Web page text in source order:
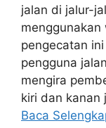
jalan di jalur-
pengecatan
pengguna
mengira
kiri dan
Baca